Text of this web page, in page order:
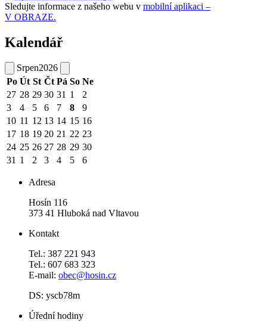
Sledujte informace z našeho webu v mobilní aplikaci –
V OBRAZE.
Kalendář
Srpen2026
Po Út St Čt Pá So Ne
27 28 29 30 31 1
2
3
4 5 6 7 8
9
10 11 12 13 14 15 16
17 18 19 20 21 22 23
24 25 26 27 28 29 30
31 1 2 3 4 5 6
Adresa
Hosín 116
373 41 Hluboká nad Vltavou
Kontakt
Tel.: 387 221 943
Tel.: 607 683 323
E-mail: obec@hosin.cz
DS: yscb78m
Úřední hodiny